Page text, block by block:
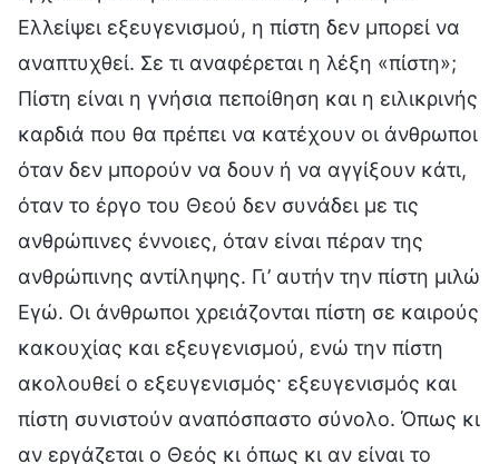
Ελλείψει εξευγενισμού, η πίστη δεν μπορεί να
αναπτυχθεί. Σε τι αναφέρεται η λέξη «πίστη»;
Πίστη είναι η γνήσια πεποίθηση και η ειλικρινής
καρδιά που θα πρέπει να κατέχουν οι άνθρωποι
όταν δεν μπορούν να δουν ή να αγγίξουν κάτι,
όταν το έργο του Θεού δεν συνάδει με τις
ανθρώπινες έννοιες, όταν είναι πέραν της
ανθρώπινης αντίληψης. Γι’ αυτήν την πίστη μιλώ
Εγώ. Οι άνθρωποι χρειάζονται πίστη σε καιρούς
κακουχίας και εξευγενισμού, ενώ την πίστη
ακολουθεί ο εξευγενισμός· εξευγενισμός και
πίστη συνιστούν αναπόσπαστο σύνολο. Όπως κι
αν εργάζεται ο Θεός κι όπως κι αν είναι το